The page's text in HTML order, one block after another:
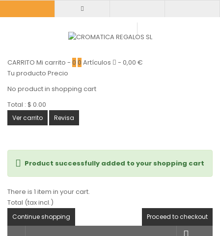
CARRITO Mi carrito - 0 0 Artículos - 0,00 €
Tu producto Precio
No product in shopping cart
Total : $ 0.00
Ver carrito Revisa
Product successfully added to your shopping cart
There is 1 item in your cart.
Total (tax incl.)
Continue shopping
Proceed to checkout